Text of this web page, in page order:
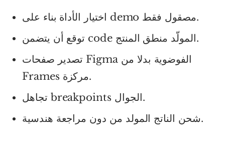
اختيار الأداة بناء على demo مصقول فقط.
توقع أن يتضمن code المولّد منطق المنتج.
تصدير صفحات Figma الفوضوية بدلا من
Frames مركزة.
تجاهل breakpoints الجوال.
شحن الناتج المولد من دون مراجعة هندسية.